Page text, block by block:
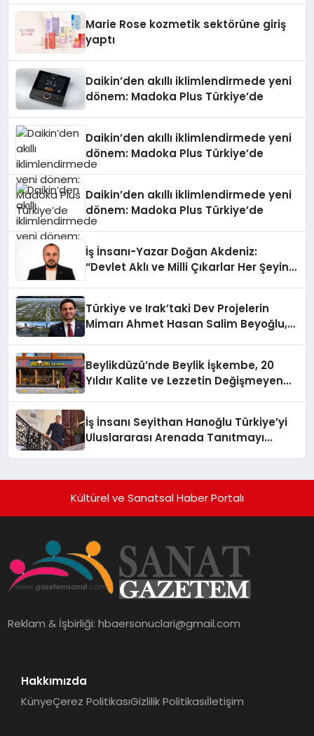
Marie Rose kozmetik sektörüne giriş
yaptı
Daikin’den akıllı iklimlendirmede yeni
dönem: Madoka Plus Türkiye’de
Daikin’den akıllı iklimlendirmede yeni
dönem: Madoka Plus Türkiye’de
Daikin’den akıllı iklimlendirmede yeni
dönem: Madoka Plus Türkiye’de
İş İnsanı-Yazar Doğan Akdeniz:
“Devlet Aklı ve Milli Çıkarlar Her Şeyin
Türkiye ve Irak’taki Dev Projelerin
Mimarı Ahmet Hasan Salim Beyoğlu,
Hayata Geçirecek
Beylikdüzü’nde Beylik İşkembe, 20
Yıldır Kalite ve Lezzetin Değişmeyen
İş İnsanı Seyithan Hanoğlu Türkiye’yi
Uluslararası Arenada Tanıtmayı
Kültürel ve Sanatsal Haber Portalı
Reklam & İşbirliği:hbaersonuclari@gmail.com
Hakkımızda
KünyeÇerez PolitikasıGizlilik Politikasıİletişim